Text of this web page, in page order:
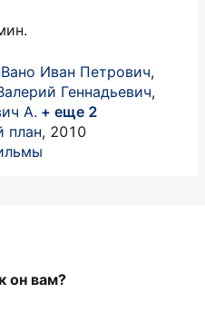
Иван Петрович,
Геннадьевич,
А. + еще 2
план, 2010
он вам?